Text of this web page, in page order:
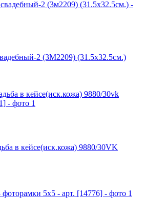
2 (3М2209) (31.5x32.5см.)
в кейсе(иск.кожа) 9880/30VK